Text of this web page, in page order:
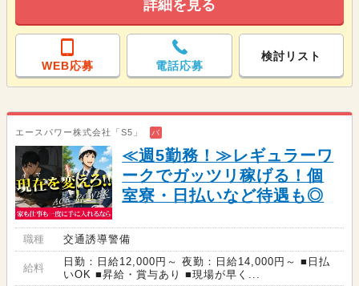
詳細を見る
WEB応募 電話応募
検討リスト
エースパワー株式会社「S5」 バ
≪週5勤務！≫レギュラーワ
ークでガッツリ稼げる！個
室寮・日払いなど待遇も◎
職種 交通誘導警備
給料
日勤：日給12,000円～ 夜勤：日給14,000円～ ■日払
いOK ■昇給・賞与あり ■現場が早く...